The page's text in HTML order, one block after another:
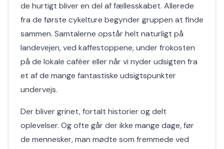
de hurtigt bliver en del af fællesskabet. Allerede
fra de første cykelture begynder gruppen at finde
sammen. Samtalerne opstår helt naturligt på
landevejen, ved kaffestoppene, under frokosten
på de lokale caféer eller når vi nyder udsigten fra
et af de mange fantastiske udsigtspunkter
undervejs.
Der bliver grinet, fortalt historier og delt
oplevelser. Og ofte går der ikke mange dage, før
de mennesker, man mødte som fremmede ved